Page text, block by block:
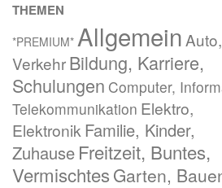
THEMEN
*PREMIUM* Allgemein Auto,
VerkehrBildung, Karriere,
Schulungen Computer,
Telekommunikation Elektro,
Elektronik Familie, Kinder,
Zuhause Freitzeit, Buntes,
Vermischtes Garten,